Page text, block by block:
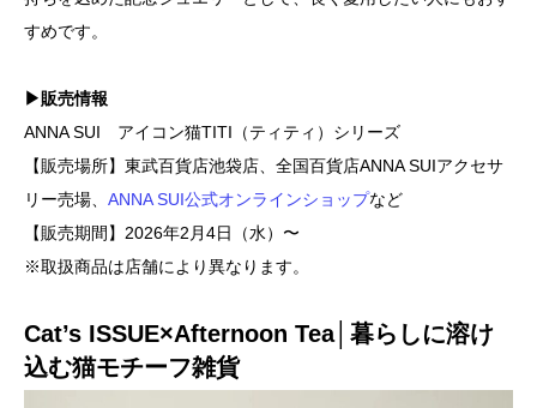
すめです。
▶販売情報
ANNA SUI アイコン猫TITI（ティティ）シリーズ
【販売場所】東武百貨店池袋店、全国百貨店ANNA SUIアクセサ
リー売場、 ANNA SUI公式オンラインショップなど
【販売期間】2026年2月4日（水）〜
※取扱商品は店舗により異なります。
Cat’s ISSUE×Afternoon Tea│暮らしに溶け
込む猫モチーフ雑貨